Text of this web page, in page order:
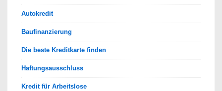
Autokredit
Baufinanzierung
Die beste Kreditkarte finden
Haftungsausschluss
Kredit für Arbeitslose